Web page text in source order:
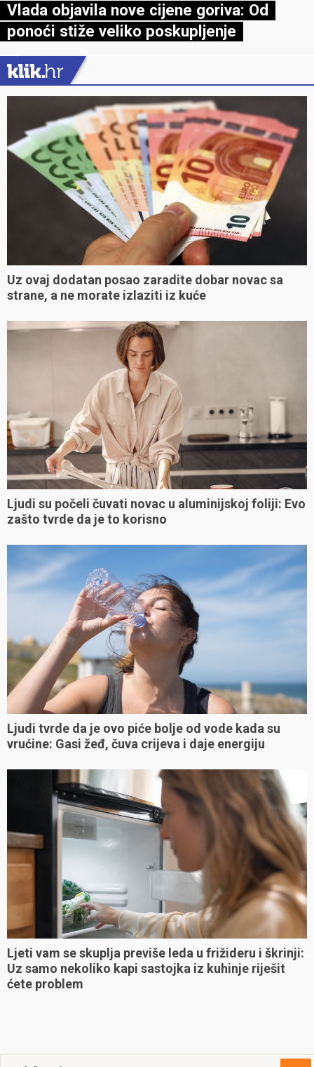
Vlada objavila nove cijene goriva: Od
ponoći stiže veliko poskupljenje
Uz ovaj dodatan posao zaradite dobar novac sa
strane, a ne morate izlaziti iz kuće
Ljudi su počeli čuvati novac u aluminijskoj foliji: Evo
zašto tvrde da je to korisno
Ljudi tvrde da je ovo piće bolje od vode kada su
vrućine: Gasi žeđ, čuva crijeva i daje energiju
Ljeti vam se skuplja previše leda u frižideru i škrinji:
Uz samo nekoliko kapi sastojka iz kuhinje riješit
ćete problem